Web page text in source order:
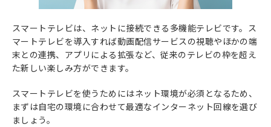
スマートテレビは、ネットに接続できる多機能テレビです。ス
マートテレビを導入すれば動画配信サービスの視聴やほかの端
末との連携、アプリによる拡張など、従来のテレビの枠を超え
た新しい楽しみ方ができます。
スマートテレビを使うためにはネット環境が必須となるため、
まずは自宅の環境に合わせて最適なインターネット回線を選び
ましょう。